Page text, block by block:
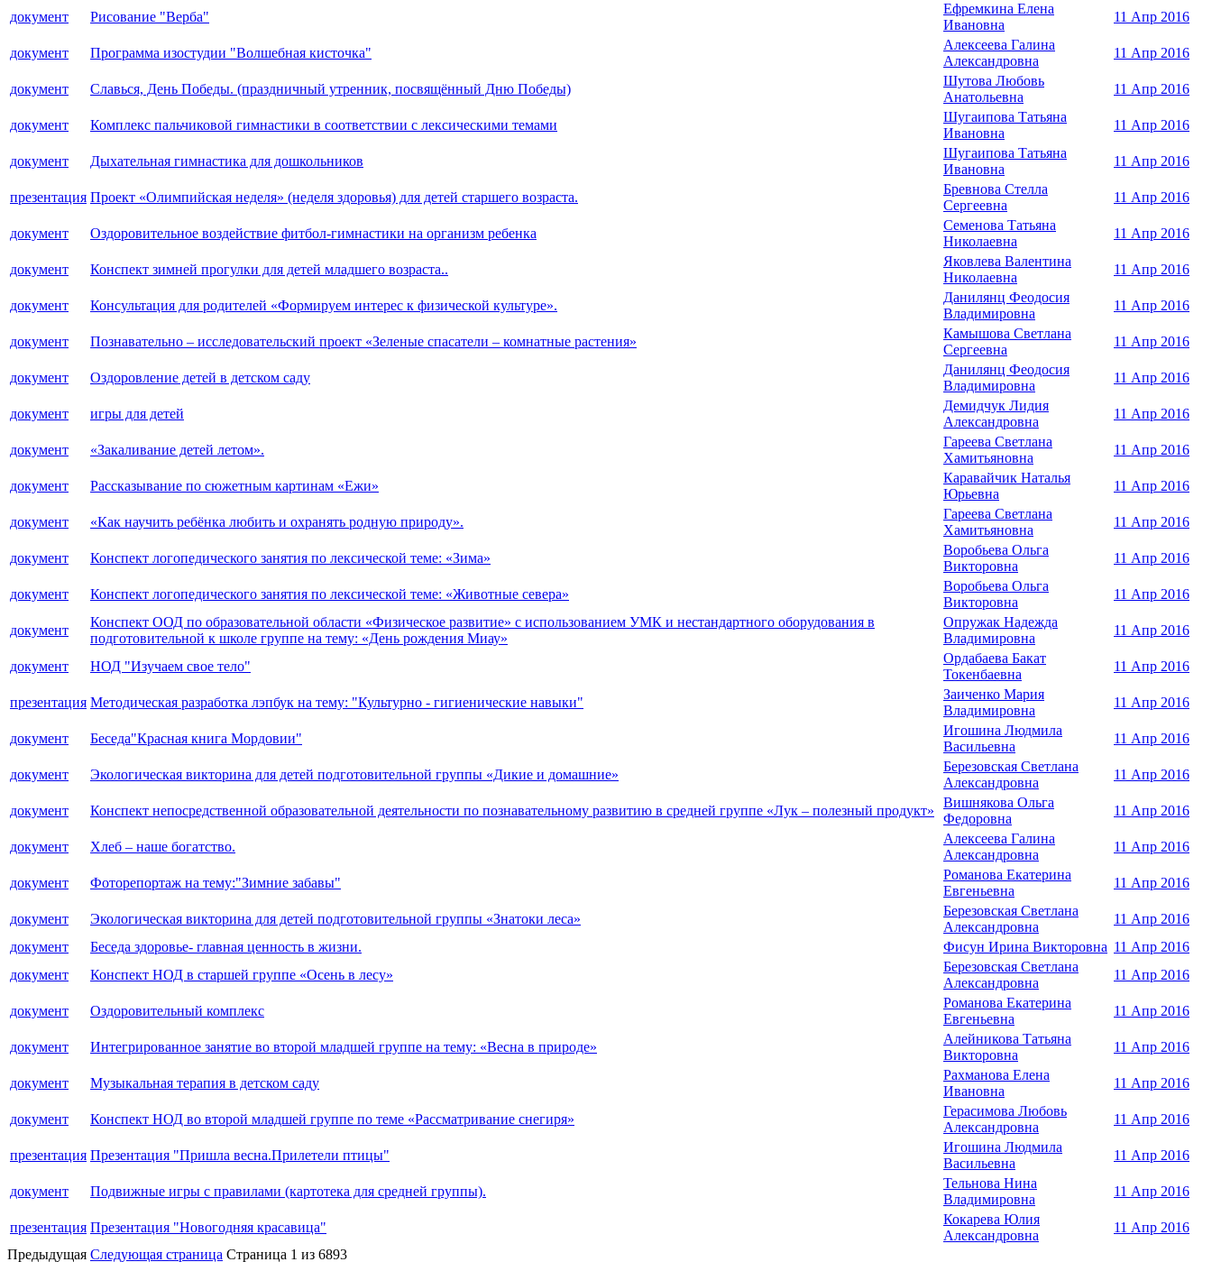
документ Рисование "Верба"
Ефремкина Елена
Ивановна
11 Апр 2016
документ Программа изостудии "Волшебная кисточка"
Алексеева Галина
Александровна
11 Апр 2016
документ Славься, День Победы. (праздничный утренник, посвящённый Дню Победы)
Шутова Любовь
Анатольевна
11 Апр 2016
документ Комплекс пальчиковой гимнастики в соответствии с лексическими темами
Шугаипова Татьяна
Ивановна
11 Апр 2016
документ Дыхательная гимнастика для дошкольников
Шугаипова Татьяна
Ивановна
11 Апр 2016
презентация Проект «Олимпийская неделя» (неделя здоровья) для детей старшего возраста.
Бревнова Стелла
Сергеевна
11 Апр 2016
документ Оздоровительное воздействие фитбол-гимнастики на организм ребенка
Семенова Татьяна
Николаевна
11 Апр 2016
документ Конспект зимней прогулки для детей младшего возраста..
Яковлева Валентина
Николаевна
11 Апр 2016
документ Консультация для родителей «Формируем интерес к физической культуре».
Данилянц Феодосия
Владимировна
11 Апр 2016
документ Познавательно – исследовательский проект «Зеленые спасатели – комнатные растения»
Камышова Светлана
Сергеевна
11 Апр 2016
документ Оздоровление детей в детском саду
Данилянц Феодосия
Владимировна
11 Апр 2016
документ игры для детей
Демидчук Лидия
Александровна
11 Апр 2016
документ «Закаливание детей летом».
Гареева Светлана
Хамитьяновна
11 Апр 2016
документ Рассказывание по сюжетным картинам «Ежи»
Каравайчик Наталья
Юрьевна
11 Апр 2016
документ «Как научить ребёнка любить и охранять родную природу».
Гареева Светлана
Хамитьяновна
11 Апр 2016
документ Конспект логопедического занятия по лексической теме: «Зима»
Воробьева Ольга
Викторовна
11 Апр 2016
документ Конспект логопедического занятия по лексической теме: «Животные севера»
Воробьева Ольга
Викторовна
11 Апр 2016
документ
Конспект ООД по образовательной области «Физическое развитие» с использованием УМК и нестандартного оборудования в
подготовительной к школе группе на тему: «День рождения Миау»
Опружак Надежда
Владимировна
11 Апр 2016
документ НОД "Изучаем свое тело"
Ордабаева Бакат
Токенбаевна
11 Апр 2016
презентация Методическая разработка лэпбук на тему: "Культурно - гигиенические навыки"
Заиченко Мария
Владимировна
11 Апр 2016
документ Беседа"Красная книга Мордовии"
Игошина Людмила
Васильевна
11 Апр 2016
документ Экологическая викторина для детей подготовительной группы «Дикие и домашние»
Березовская Светлана
Александровна
11 Апр 2016
документ Конспект непосредственной образовательной деятельности по познавательному развитию в средней группе «Лук – полезный продукт»
Вишнякова Ольга
Федоровна
11 Апр 2016
документ Хлеб – наше богатство.
Алексеева Галина
Александровна
11 Апр 2016
документ Фоторепортаж на тему:"Зимние забавы"
Романова Екатерина
Евгеньевна
11 Апр 2016
документ Экологическая викторина для детей подготовительной группы «Знатоки леса»
Березовская Светлана
Александровна
11 Апр 2016
документ
Беседа здоровье- главная ценность в жизни. Фисун Ирина Викторовна 11 Апр 2016
документ
Конспект НОД в старшей группе «Осень в лесу»
Березовская Светлана
Александровна
11 Апр 2016
документ Оздоровительный комплекс
Романова Екатерина
Евгеньевна
11 Апр 2016
документ Интегрированное занятие во второй младшей группе на тему: «Весна в природе»
Алейникова Татьяна
Викторовна
11 Апр 2016
документ Музыкальная терапия в детском саду
Рахманова Елена
Ивановна
11 Апр 2016
документ Конспект НОД во второй младшей группе по теме «Рассматривание снегиря»
Герасимова Любовь
Александровна
11 Апр 2016
презентация Презентация "Пришла весна.Прилетели птицы"
Игошина Людмила
Васильевна
11 Апр 2016
документ Подвижные игры с правилами (картотека для средней группы).
Тельнова Нина
Владимировна
11 Апр 2016
презентация Презентация "Новогодняя красавица"
Кокарева Юлия
Александровна
11 Апр 2016
Предыдущая Следующая страница Страница 1 из 6893